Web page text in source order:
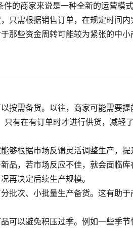
件的商家来说是一种全新的运营模
只需根据销售订单，在规定时间
那些资金周转可能较为紧张的中小
按需备货。以往，商家可能需要
有在有订单时才进行供货，减轻
够根据市场反馈灵活调整生产，提
品，若市场反应不佳，就会面临
再决定后续生产规模。
批次、小批量生产备货。这有助
可以避免积压过季。例如一些季